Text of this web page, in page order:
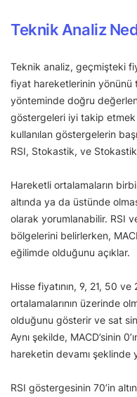
Teknik Analiz
Teknik analiz, geçmişteki
fiyat hareketlerinin yönünü
yönteminde doğru
göstergeleri iyi takip
kullanılan göstergelerin
RSI, Stokastik, ve
Hareketli ortalamaların
altında ya da üstünde
olarak yorumlanabilir. RSI
bölgelerini belirlerken,
eğilimde olduğunu açıklar.
Hisse fiyatının, 9, 21, 50
ortalamalarının üzerinde
olduğunu gösterir ve sat
Aynı şekilde, MACD’sinin
hareketin devamı şeklinde
RSI göstergesinin 70’in